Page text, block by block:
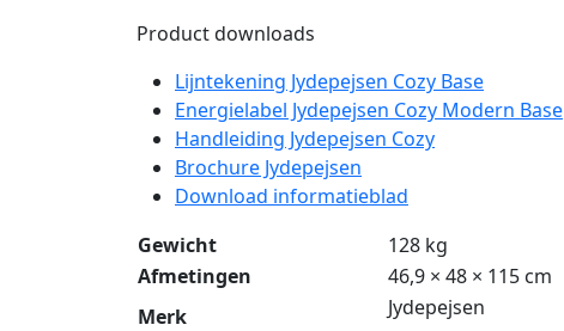
Product downloads
Lijntekening Jydepejsen Cozy Base
Energielabel Jydepejsen Cozy Modern Base
Handleiding Jydepejsen Cozy
Brochure Jydepejsen
Download informatieblad
Gewicht
128 kg
Afmetingen
46,9 × 48 × 115 cm
Merk
Jydepejsen